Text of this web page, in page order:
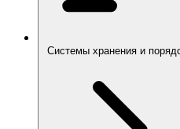
Системы хранения и